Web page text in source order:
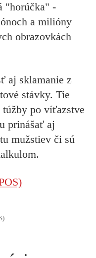
"horúčka" -
a milióny
obrazovkách
aj sklamanie z
stávky. Tie
po víťazstve
prinášať aj
mužstiev či sú